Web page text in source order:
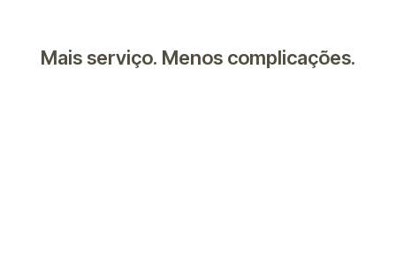
Mais serviço. Menos complicações.